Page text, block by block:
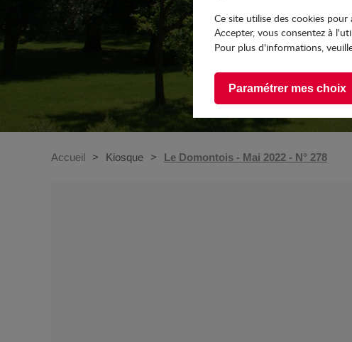
Ce site utilise des cookies
Accepter, vous consentez à
Pour plus d'informations,
Paramétrer mes choix
Accueil Kiosque Le Domontois - Mai 2022 - N° 278